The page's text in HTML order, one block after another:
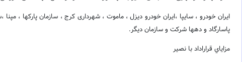
ایران خودرو ، سایپا ،ایران خودرو دیزل ، ماموت ، شهرداری کرج ، سازمان پارکها ،
پاسارگاد و دهها شرکت و سازمان دیگر.
مزاياي قراراداد با نصیر